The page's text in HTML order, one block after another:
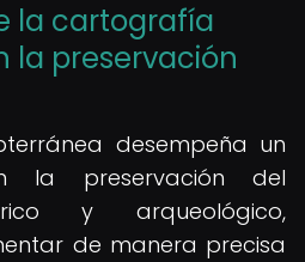
la cartografía
la preservación
desempeña un
la preservación del
y arqueológico,
de manera precisa